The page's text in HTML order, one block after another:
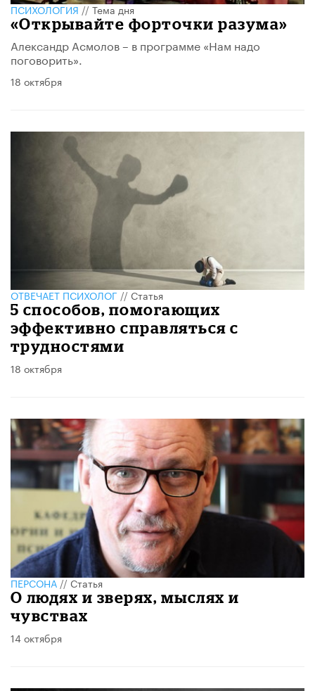
ПСИХОЛОГИЯ//Тема дня
​«Открывайте форточки разума»
Александр Асмолов – в программе «Нам надо
поговорить».
18 октября
ОТВЕЧАЕТ ПСИХОЛОГ//Статья
5 способов, помогающих
эффективно справляться с
трудностями
18 октября
ПЕРСОНА//Статья
О людях и зверях, мыслях и
чувствах
14 октября